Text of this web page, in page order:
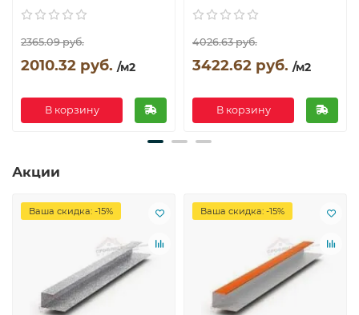
2365.09 руб.
2010.32 руб. /м2
В корзину
4026.63 руб.
3422.62 руб. /м2
В корзину
Акции
Ваша скидка: -15% Ваша скидка: -15%